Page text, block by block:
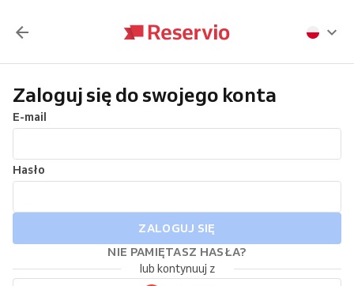
Zaloguj się do swojego konta
E-mail
Hasło
ZALOGUJ SIĘ
NIE PAMIĘTASZ HASŁA?
lub kontynuuj z